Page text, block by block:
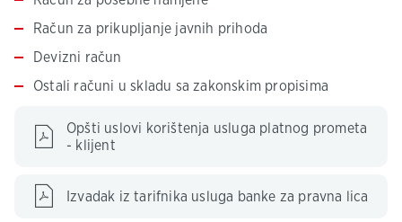
Račun za prikupljanje javnih prihoda
Devizni račun
Ostali računi u skladu sa zakonskim propisima
Opšti uslovi korištenja usluga platnog prometa
- klijent
Izvadak iz tarifnika usluga banke za pravna lica